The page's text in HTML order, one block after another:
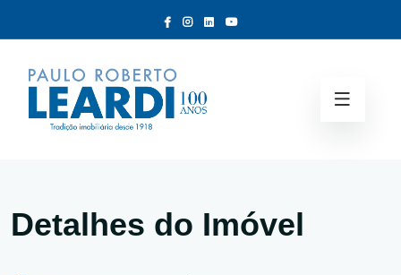
Detalhes do Imóvel